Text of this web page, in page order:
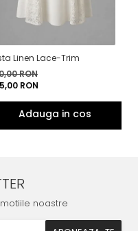
Linen Lace-Trim
RON
RON
noastre